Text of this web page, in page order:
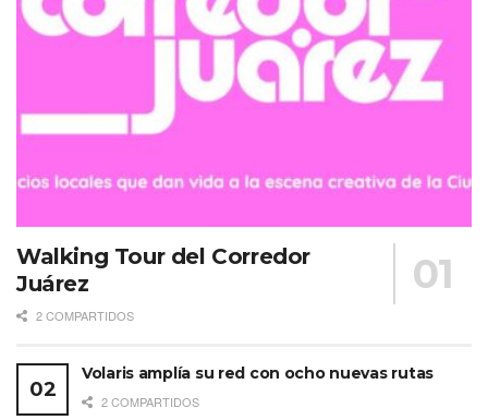
Walking Tour del Corredor
Juárez
2 COMPARTIDOS
Volaris amplía su red con ocho nuevas rutas
2 COMPARTIDOS